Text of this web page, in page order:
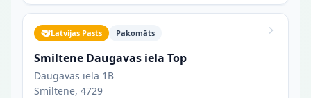
Latvijas Pasts Pakomāts
Smiltene Daugavas iela Top
Daugavas iela 1B
Smiltene, 4729